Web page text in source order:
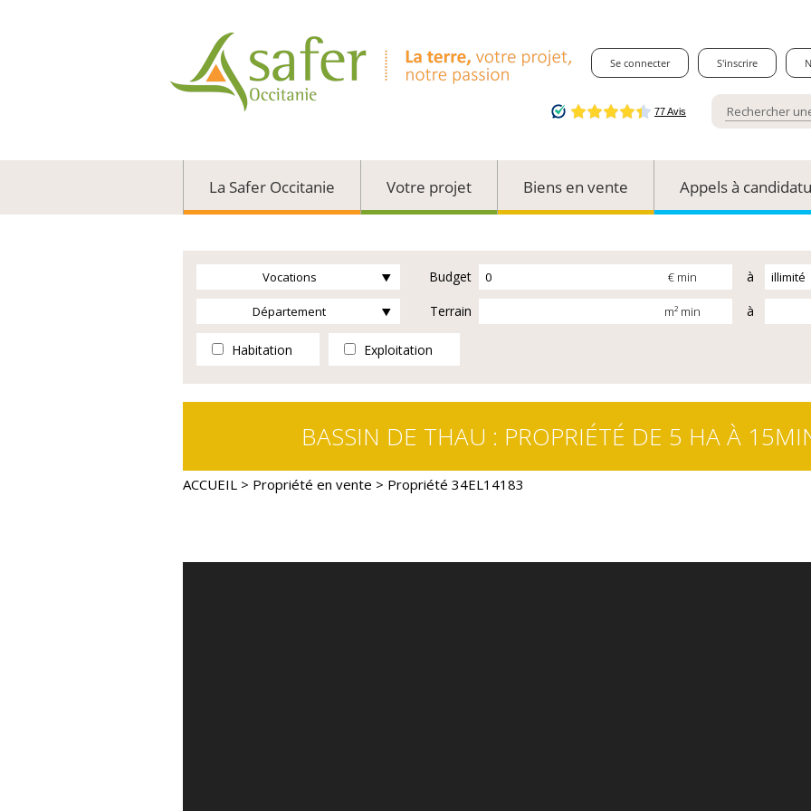
Se connecter S'inscrire
La Safer Occitanie Votre projet Biens en vente Appels à
Vocations
Département
Budget € min à
Terrain m² min à
Habitation Exploitation
BASSIN DE THAU : PROPRIÉTÉ DE 5 HA À
ACCUEIL > Propriété en vente > Propriété 34EL14183